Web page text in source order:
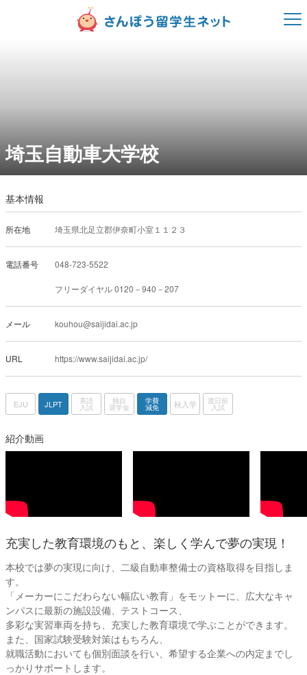
埼玉自動車大学校
基本情報
所在地 埼玉県北足立郡伊奈町小室１１２３
電話番号
フリーダイヤル 0120－940－207
メール kouhou@saijidai.ac.jp
URL https://www.saijidai.ac.jp/
EJU JLPT 英語
入試
独自
奨学金
学費
減免 秋入学 渡日前
入試
紹介動画
充実した教育環境のもと、楽しく学んで夢の実現！
本校では夢の実現に向け、二級自動車整備士の資格取得を目指しま
す。
「メーカーにこだわらない幅広い教育」をモットーに、広大なキャ
ンパスに最新の施設設備、テストコース、
多彩な実習車両を持ち、充実した教育環境で学ぶことができます。
また、国家試験受験対策はもちろん、
就職活動においても個別面談を行い、希望する企業への内定までし
っかりサポートします。